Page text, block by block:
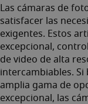
Las cámaras de
satisfacer las
exigentes. Estos
excepcional,
de video de alta
intercambiables.
amplia gama de
excepcional, las